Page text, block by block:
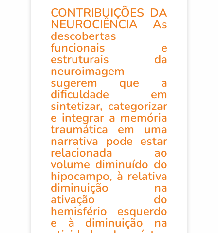
CONTRIBUIÇÕES DA
NEUROCIÊNCIA As
descobertas
funcionais e
estruturais da
neuroimagem
sugerem que a
dificuldade em
sintetizar, categorizar
e integrar a memória
traumática em uma
narrativa pode estar
relacionada ao
volume diminuído do
hipocampo, à relativa
diminuição na
ativação do
hemisfério esquerdo
e à diminuição na